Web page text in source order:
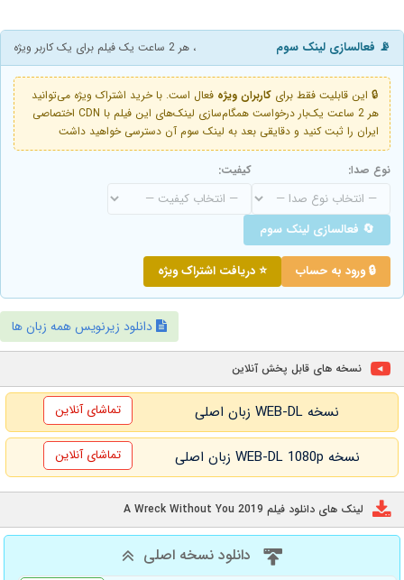
📡 فعالسازی لینک سوم ، هر 2 ساعت یک فیلم برای یک کاربر ویژه
🔒 این قابلیت فقط برای کاربران ویژه فعال است. با خرید اشتراک ویژه می‌توانید
هر 2 ساعت یک‌بار درخواست همگام‌سازی لینک‌های این فیلم با CDN اختصاصی
ایران را ثبت کنید و دقایقی بعد به لینک سوم آن دسترسی خواهید داشت
نوع صدا: کیفیت:
🔄 فعالسازی لینک سوم
🔒 ورود به حساب ⭐ دریافت اشتراک ویژه
دانلود زیرنویس همه زبان ها
نسخه های قابل پخش آنلاین
نسخه WEB-DL زبان اصلی تماشای آنلاین
نسخه WEB-DL 1080p زبان اصلی تماشای آنلاین
لینک های دانلود فیلم A Wreck Without You 2019
دانلود نسخه اصلی